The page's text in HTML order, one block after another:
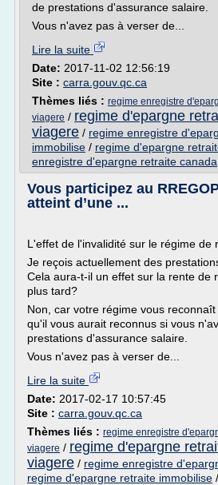
de prestations d'assurance salaire.
Vous n'avez pas à verser de...
Lire la suite
Date: 2017-11-02 12:56:19
Site : carra.gouv.qc.ca
Thèmes liés : regime enregistre
viagere / regime d'epargne
viagere / regime enregistre
immobilise / regime d'epargne
enregistre d'epargne retraite canada
Vous participez au
atteint d’une ...
L'effet de l'invalidité sur le régime de
Je reçois actuellement des
Cela aura-t-il un effet sur la rente de
plus tard?
Non, car votre régime vous
qu'il vous aurait reconnus si vous
prestations d'assurance salaire.
Vous n'avez pas à verser de...
Lire la suite
Date: 2017-02-17 10:57:45
Site : carra.gouv.qc.ca
Thèmes liés : regime enregistre
viagere / regime d'epargne
viagere / regime enregistre
regime d'epargne retraite immobilise /